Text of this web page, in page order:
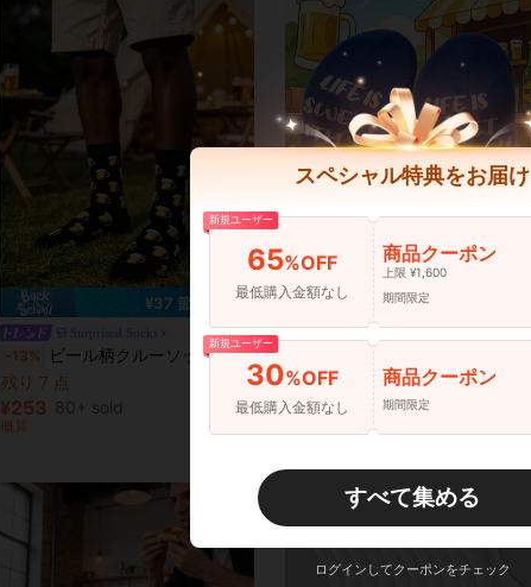
¥37 節約
-13%
ビール柄クルーソックス メンズ 秋冬用
残り 7 点
¥253 80+ sold
概算
1足 メンズ ビールボトル引用 クルーソックス、秋冬、甘い「Life Is Sweet With You」ノベルティソックス、ビール&バー愛好家への完璧なギフト
¥253
概算
スペシャル特典をお届け
新規ユーザー
65%OFF
最低購入金額なし
商品クーポン
上限 ¥1,600
期間限定
新規ユーザー
30%OFF
最低購入金額なし
商品クーポン
期間限定
すべて集める
ログインしてクーポンをチェック